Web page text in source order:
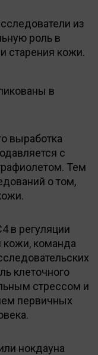
из
роль в
старения кожи.
в
выработка
с
Тем
о том,
в регуляции
кожи, команда
клеточного
стрессом и
первичных
нокдауна